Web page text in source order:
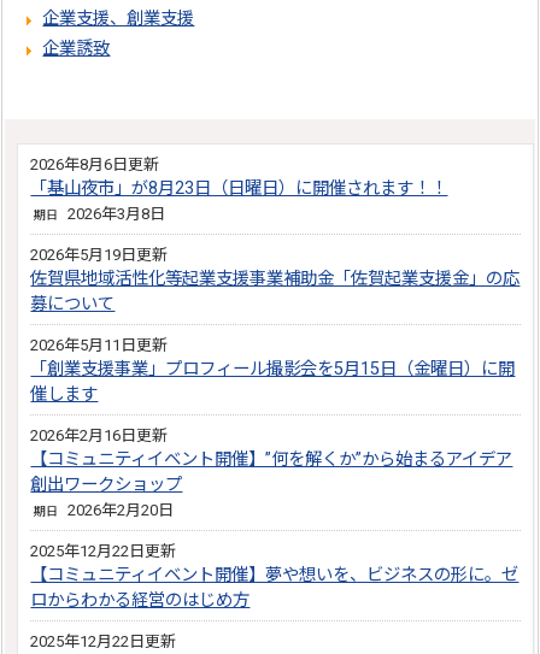
企業支援、創業支援
企業誘致
2026年8月6日更新
「基山夜市」が8月23日（日曜日）に開催されます！！
期日 2026年3月8日
2026年5月19日更新
佐賀県地域活性化等起業支援事業補助金「佐賀起業支援金」の応
募について
2026年5月11日更新
「創業支援事業」プロフィール撮影会を5月15日（金曜日）に開
催します
2026年2月16日更新
【コミュニティイベント開催】”何を解くか”から始まるアイデア
創出ワークショップ
期日 2026年2月20日
2025年12月22日更新
【コミュニティイベント開催】夢や想いを、ビジネスの形に。ゼ
ロからわかる経営のはじめ方
2025年12月22日更新